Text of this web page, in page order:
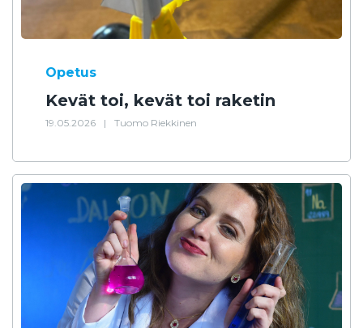
Opetus
Kevät toi, kevät toi raketin
19.05.2026 | Tuomo Riekkinen